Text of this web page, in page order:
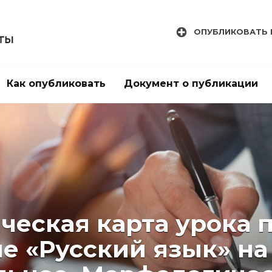
ОПУБЛИКОВАТЬ
Как опубликовать Документ о публикации
карта урока
«Русский язык»